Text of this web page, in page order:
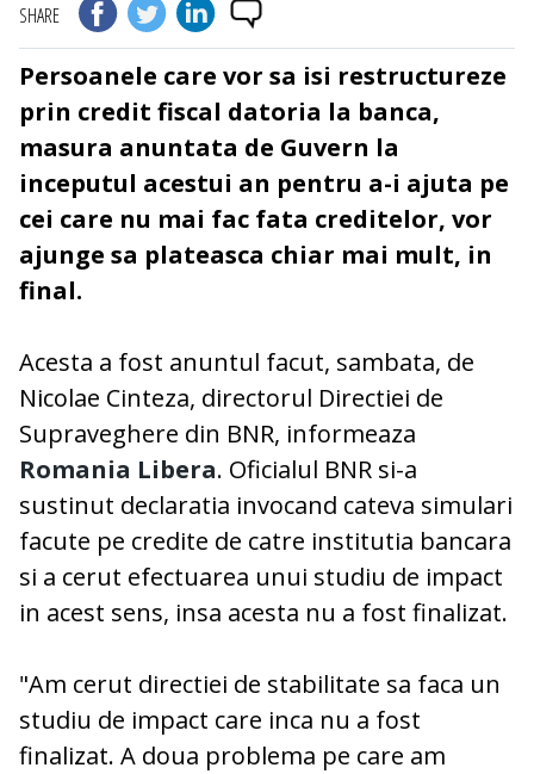
SHARE
Persoanele care vor sa isi restructureze
prin credit fiscal datoria la banca,
masura anuntata de Guvern la
inceputul acestui an pentru a-i ajuta pe
cei care nu mai fac fata creditelor, vor
ajunge sa plateasca chiar mai mult, in
final.
Acesta a fost anuntul facut, sambata, de
Nicolae Cinteza, directorul Directiei de
Supraveghere din BNR, informeaza
Romania Libera. Oficialul BNR si-a
sustinut declaratia invocand cateva simulari
facute pe credite de catre institutia bancara
si a cerut efectuarea unui studiu de impact
in acest sens, insa acesta nu a fost finalizat.
"Am cerut directiei de stabilitate sa faca un
studiu de impact care inca nu a fost
finalizat. A doua problema pe care am